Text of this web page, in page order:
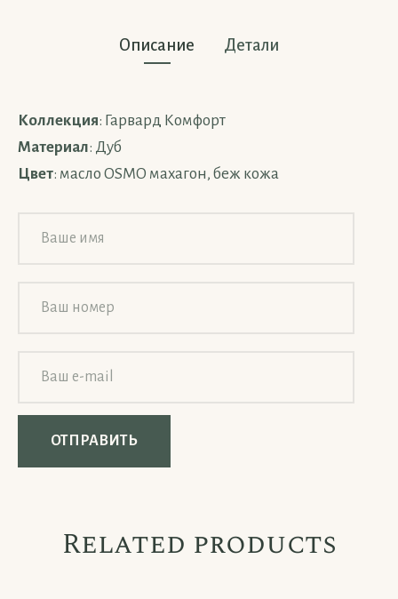
Описание Детали
Коллекция: Гарвард Комфорт
Материал: Дуб
Цвет: масло OSMO махагон, беж кожа
Related products